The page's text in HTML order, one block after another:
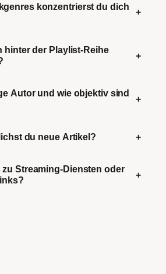
konzentrierst du dich
+
hinter der Playlist-Reihe
+
Autor und wie objektiv sind
+
du neue Artikel? +
Streaming-Diensten oder
+